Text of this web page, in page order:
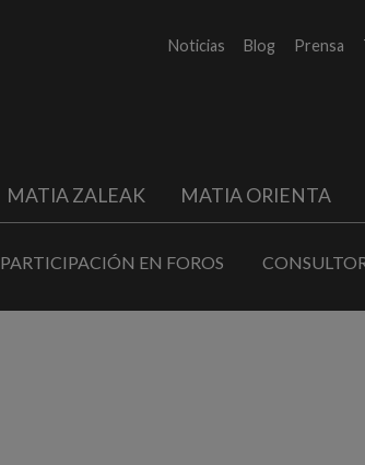
Noticias Blog Prensa
MATIA ZALEAK MATIA ORIENTA
PARTICIPACIÓN EN FOROS